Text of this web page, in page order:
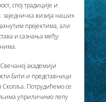
спој традиције и
визија наших
пројектима, али
и сазнања међу
академији
бити и представници
Потрудићемо се
уприличимо лепу